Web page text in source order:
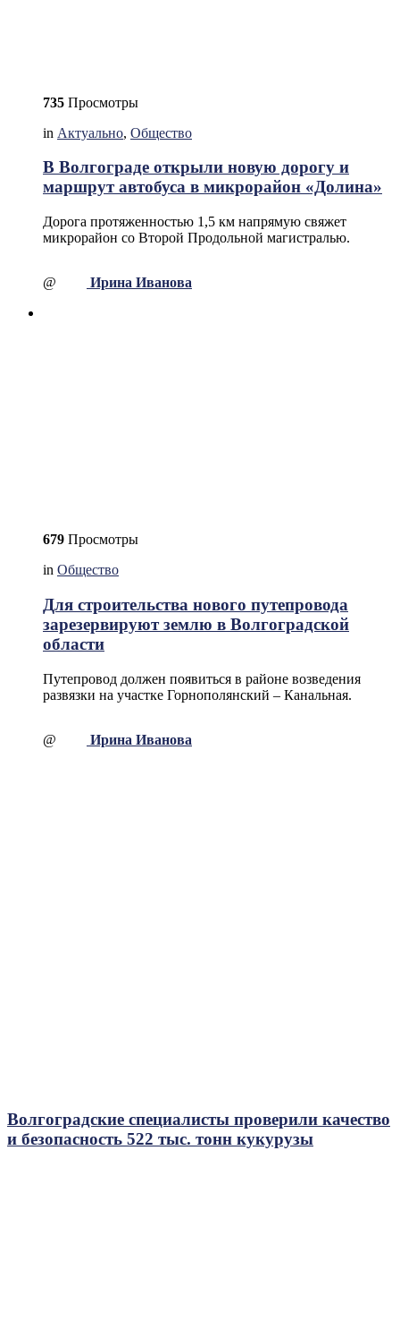
735 Просмотры
in Актуально, Общество
В Волгограде открыли новую дорогу и
маршрут автобуса в микрорайон «Долина»
Дорога протяженностью 1,5 км напрямую свяжет
микрорайон со Второй Продольной магистралью.
@ Ирина Иванова
679 Просмотры
in Общество
Для строительства нового путепровода
зарезервируют землю в Волгоградской
области
Путепровод должен появиться в районе возведения
развязки на участке Горнополянский – Канальная.
@ Ирина Иванова
Волгоградские специалисты проверили качество
и безопасность 522 тыс. тонн кукурузы